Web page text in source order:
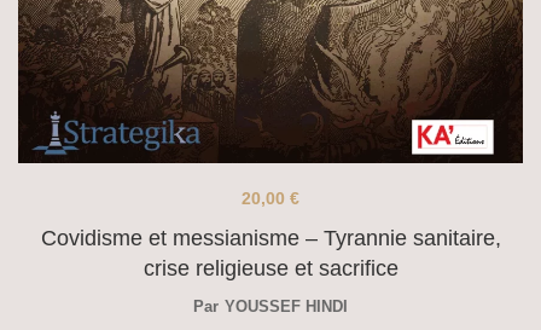
Covidisme et messianisme – Tyrannie sanitaire,
crise religieuse et sacrifice
20,00 €
Par YOUSSEF HINDI